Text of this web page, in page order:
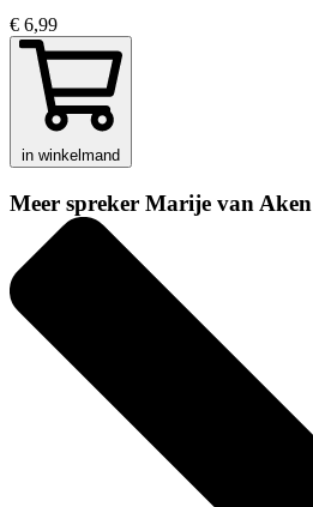
€ 6,99
in winkelmand
Meer spreker Marije van Aken